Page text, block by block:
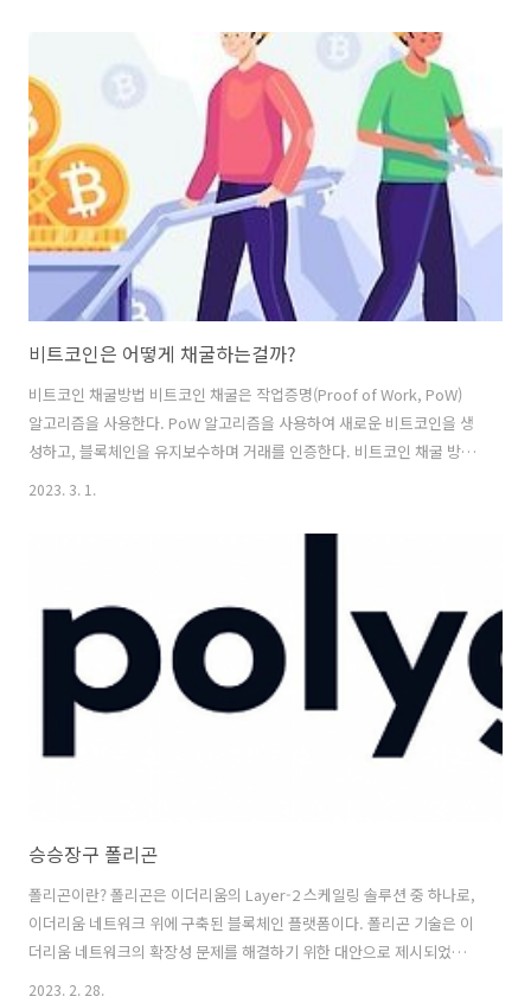
목표로 한다. 기존의 이더리움 블록체인은 외부 계정(Externally
Owned Account)과 스마트 계약(Smart Contract) 계정으로 구분된
다. 이 두 종류의 계정은 서로 다른 기능을 가지고 있다. 외부 계정은 개인
키를 가지고 있으며, 이더리움 네트워크에서 트랜잭션을 발생시킬 수 있
는 권한을 갖는다. 반면, 스마트 계약 계정은..
비트코인은 어떻게 채굴하는걸까?
비트코인 채굴방법 비트코인 채굴은 작업증명(Proof of Work, PoW)
알고리즘을 사용한다. PoW 알고리즘을 사용하여 새로운 비트코인을 생
성하고, 블록체인을 유지보수하며 거래를 인증한다. 비트코인 채굴 방법
BitMinter 등이 있다. ASIC 채굴기 구매 : ASIC(Application Specific
기를 구매하여 사용하는 것이 일반적이다. 풀(Pool) 가입 : 개인적으로
채굴하는 것보다 풀..
2023. 3. 1.
승승장구 폴리곤
폴리곤이란? 폴리곤은 이더리움의 Layer-2 스케일링 솔루션 중 하나로,
이더리움 네트워크 위에 구축된 블록체인 플랫폼이다. 폴리곤 기술은 이
더리움 네트워크의 확장성 문제를 해결하기 위한 대안으로 제시되었으
며, 높은 처리량과 낮은 거래 비용을 제공하여 분산 애플리케이션
2023. 2. 28.